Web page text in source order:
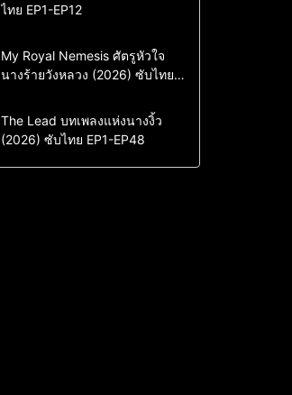
Drama
ซีรี่ย์เกาหลี
ไทย EP1-EP12
Comedy
Drama
Sci-Fi & Fantasy
ซีรี่ย์เกาหลี
My Royal Nemesis ศัตรูหัวใจ
นางร้ายวังหลวง (2026) ซับไทย
Drama
ซีรี่ย์จีน
ซีรี่ย์จีนซับไทย
The Lead บทเพลงแห่งนางงิ้ว
(2026) ซับไทย EP1-EP48